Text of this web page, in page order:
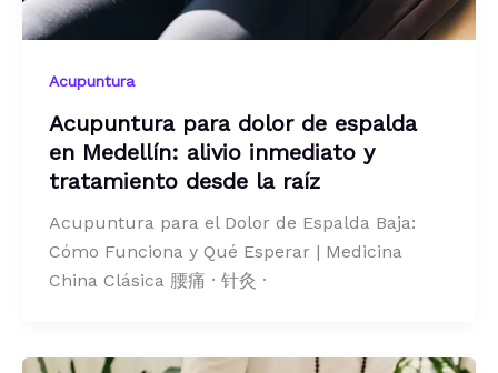
Acupuntura
Acupuntura para dolor de espalda
en Medellín: alivio inmediato y
tratamiento desde la raíz
Acupuntura para el Dolor de Espalda Baja:
Cómo Funciona y Qué Esperar | Medicina
China Clásica 腰痛 · 针灸 ·